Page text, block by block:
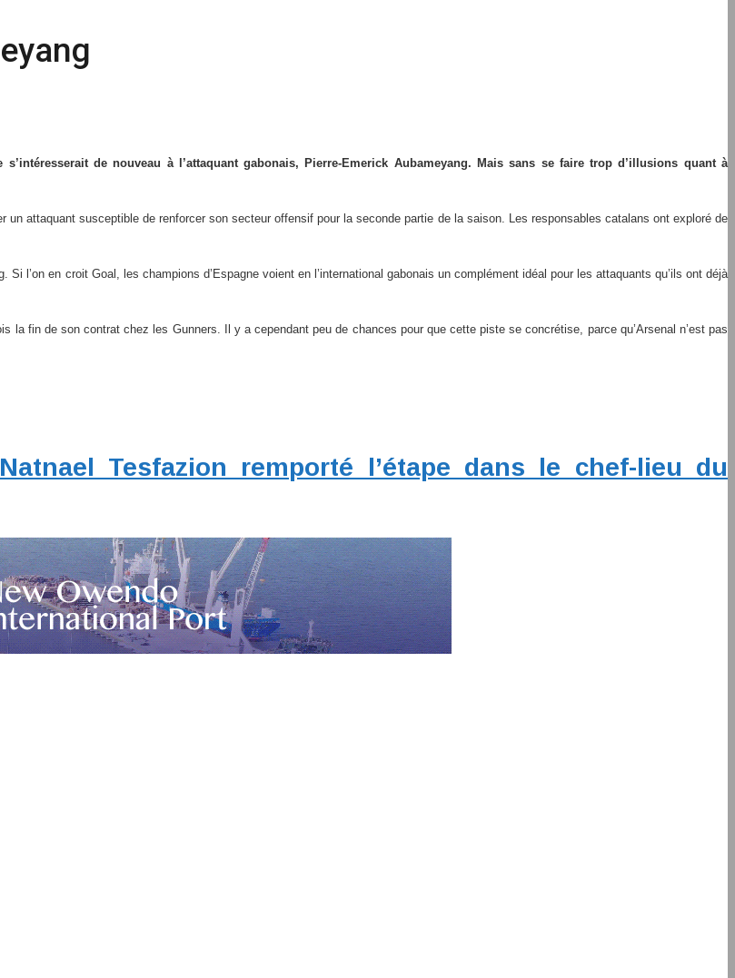
de nouveau à l’attaquant gabonais, Pierre-Emerick Aubameyang. Mais sans se faire trop d’illusions quant à
un attaquant susceptible de renforcer son secteur offensif pour la seconde partie de la saison. Les responsables catalans ont exploré de
l’on en croit Goal, les champions d’Espagne voient en l’international gabonais un complément idéal pour les attaquants qu’ils ont déjà
la fin de son contrat chez les Gunners. Il y a cependant peu de chances pour que cette piste se concrétise, parce qu’Arsenal n’est pas
Tesfazion remporté l’étape dans le chef-lieu du